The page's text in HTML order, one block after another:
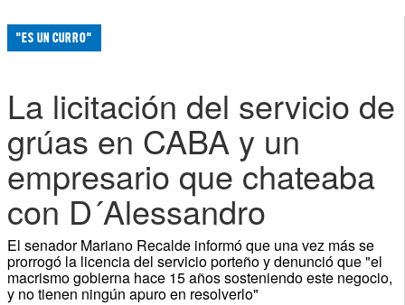
"ES UN CURRO"
La licitación del servicio de
grúas en CABA y un
empresario que chateaba
con D´Alessandro
El senador Mariano Recalde informó que una vez más se
prorrogó la licencia del servicio porteño y denunció que "el
macrismo gobierna hace 15 años sosteniendo este negocio,
y no tienen ningún apuro en resolverlo"